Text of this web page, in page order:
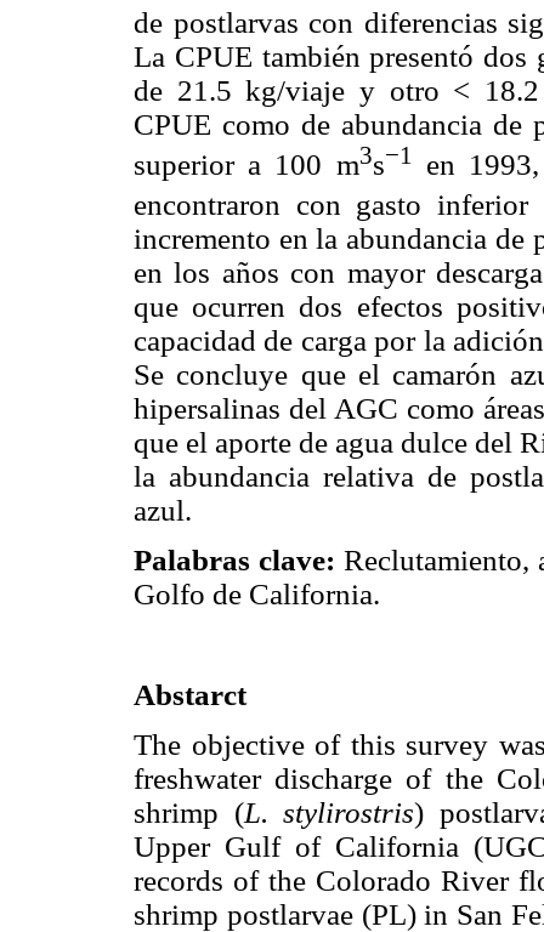
de postlarvas con diferencias
La CPUE también presentó
de 21.5 kg/viaje y otro <
CPUE como de abundancia
superior a 100 m3s−1
en
encontraron con gasto
incremento en la abundancia de
en los años con mayor
que ocurren dos efectos
capacidad de carga por la
Se concluye que el camarón
hipersalinas del AGC como
que el aporte de agua dulce del
la abundancia relativa de
azul.
Palabras clave: Reclutamiento,
Golfo de California.
Abstarct
The objective of this survey
freshwater discharge of the
shrimp (L. stylirostris)
Upper Gulf of California
records of the Colorado River
shrimp postlarvae (PL) in San